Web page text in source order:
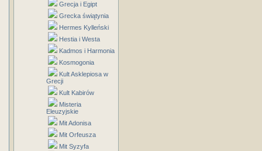
Grecja i Egipt
Grecka świątynia
Hermes Kylleński
Hestia i Westa
Kadmos i Harmonia
Kosmogonia
Kult Asklepiosa w
Grecji
Kult Kabirów
Misteria
Eleuzyjskie
Mit Adonisa
Mit Orfeusza
Mit Syzyfa